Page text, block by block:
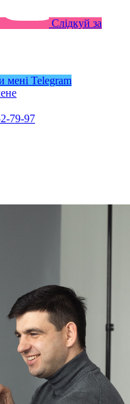
Слідкуй за
мені Telegram
79-97